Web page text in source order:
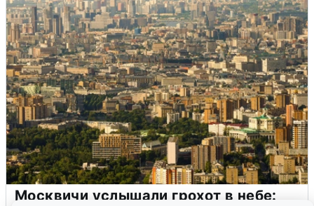
Москвичи услышали грохот в небе: